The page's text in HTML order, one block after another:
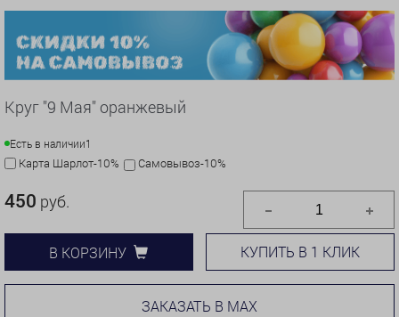
Круг "9 Мая" оранжевый
Есть в наличии1
Карта Шарлот-10% Самовывоз-10%
450 руб.
В КОРЗИНУ КУПИТЬ В 1 КЛИК
ЗАКАЗАТЬ В MAX